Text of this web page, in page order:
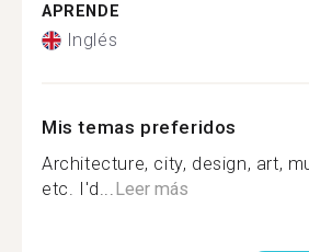
APRENDE
Inglés
Mis temas preferidos
Architecture, city, design, art,
etc. I'd...Leer más